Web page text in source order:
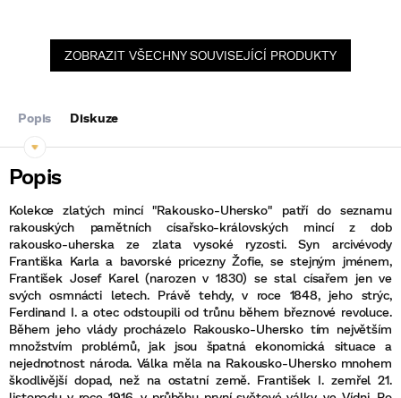
ZOBRAZIT VŠECHNY SOUVISEJÍCÍ PRODUKTY
Popis Diskuze
Kolekce zlatých mincí "Rakousko-Uhersko" patří do seznamu
rakouských pamětních císařsko-královských mincí z dob
rakousko-uherska ze zlata vysoké ryzosti. Syn arcivévody
Františka Karla a bavorské pricezny Žofie, se stejným jménem,
František Josef Karel (narozen v 1830) se stal císařem jen ve
svých osmnácti letech. Právě tehdy, v roce 1848, jeho strýc,
Ferdinand I. a otec odstoupili od trůnu během březnové revoluce.
Během jeho vlády procházelo Rakousko-Uhersko tím největším
množstvím problémů, jak jsou špatná ekonomická situace a
nejednotnost národa. Válka měla na Rakousko-Uhersko mnohem
škodlivější dopad, než na ostatní země. František I. zemřel 21.